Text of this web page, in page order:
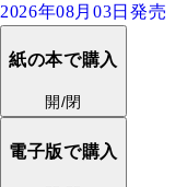
2026年08月03日発売
紙の本で購入
開/閉
電子版で購入